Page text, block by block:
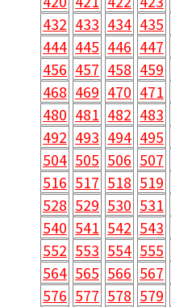
432 433 434 435
444 445 446 447
456 457 458 459
468 469 470 471
480 481 482 483
492 493 494 495
504 505 506 507
516 517 518 519
528 529 530 531
540 541 542 543
552 553 554 555
564 565 566 567
576 577 578 579